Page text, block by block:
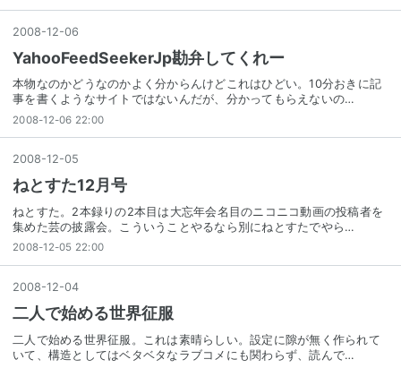
2008-12-06
YahooFeedSeekerJp勘弁してくれー
本物なのかどうなのかよく分からんけどこれはひどい。10分おきに記
事を書くようなサイトではないんだが、分かってもらえないの…
2008-12-06 22:00
2008-12-05
ねとすた12月号
ねとすた。2本録りの2本目は大忘年会名目のニコニコ動画の投稿者を
集めた芸の披露会。こういうことやるなら別にねとすたでやら…
2008-12-05 22:00
2008-12-04
二人で始める世界征服
二人で始める世界征服。これは素晴らしい。設定に隙が無く作られて
いて、構造としてはベタベタなラブコメにも関わらず、読んで…